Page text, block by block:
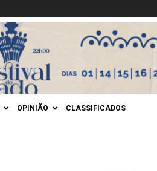
OPINIÃO CLASSIFICADOS